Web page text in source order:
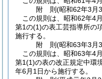
附 則(昭和62年3月
この規則は、昭和62年4
第1の(1)の表工芸指導所の
施行する。
附 則(昭和63年3月
この規則は、昭和63年4
第1(1)の表の改正規定中環
年6月1日から施行する。